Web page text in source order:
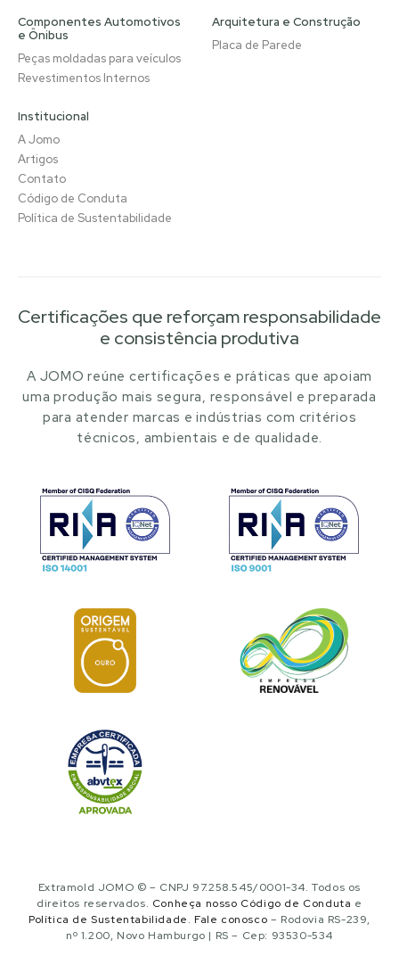
Componentes Automotivos
e Ônibus
Peças moldadas para veículos
Revestimentos Internos
Arquitetura e Construção
Placa de Parede
Institucional
A Jomo
Artigos
Contato
Código de Conduta
Política de Sustentabilidade
Certificações que reforçam responsabilidade
e consistência produtiva
A JOMO reúne certificações e práticas que apoiam
uma produção mais segura, responsável e preparada
para atender marcas e indústrias com critérios
técnicos, ambientais e de qualidade.
Extramold JOMO © – CNPJ 97.258.545/0001-34. Todos os
direitos reservados. Conheça nosso Código de Conduta e
Política de Sustentabilidade. Fale conosco – Rodovia RS-239,
nº 1.200, Novo Hamburgo | RS – Cep: 93530-534